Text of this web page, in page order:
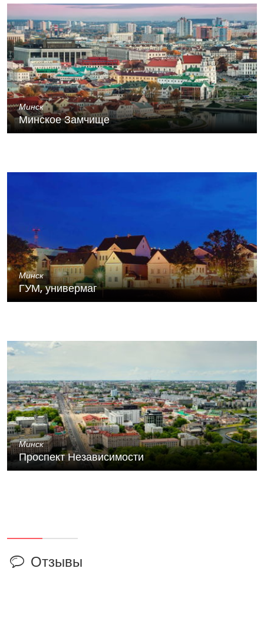
Минск
Минское Замчище
Минск
ГУМ, универмаг
Минск
Проспект Независимости
Отзывы